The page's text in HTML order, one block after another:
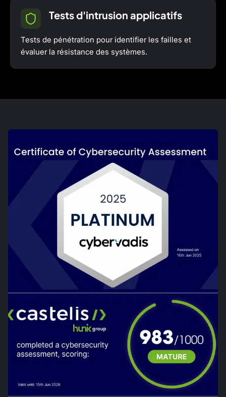
Tests d'intrusion applicatifs
Tests de pénétration pour identifier les failles et
évaluer la résistance des systèmes.